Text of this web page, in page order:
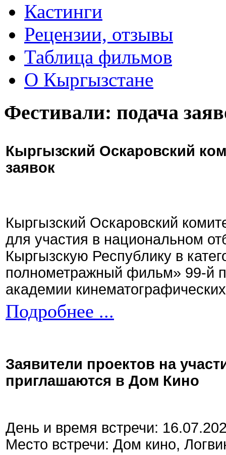
Кастинги
Рецензии, отзывы
Таблица фильмов
О Кыргызстане
Фестивали: подача
Кыргызский Оскаровский
заявок
Кыргызский Оскаровский
для участия в национальном
Кыргызскую Республику в
полнометражный фильм» 99-й
академии
Подробнее ...
Заявители проектов на
приглашаются в Дом Кино
День и время встречи:
Место встречи: Дом кино,